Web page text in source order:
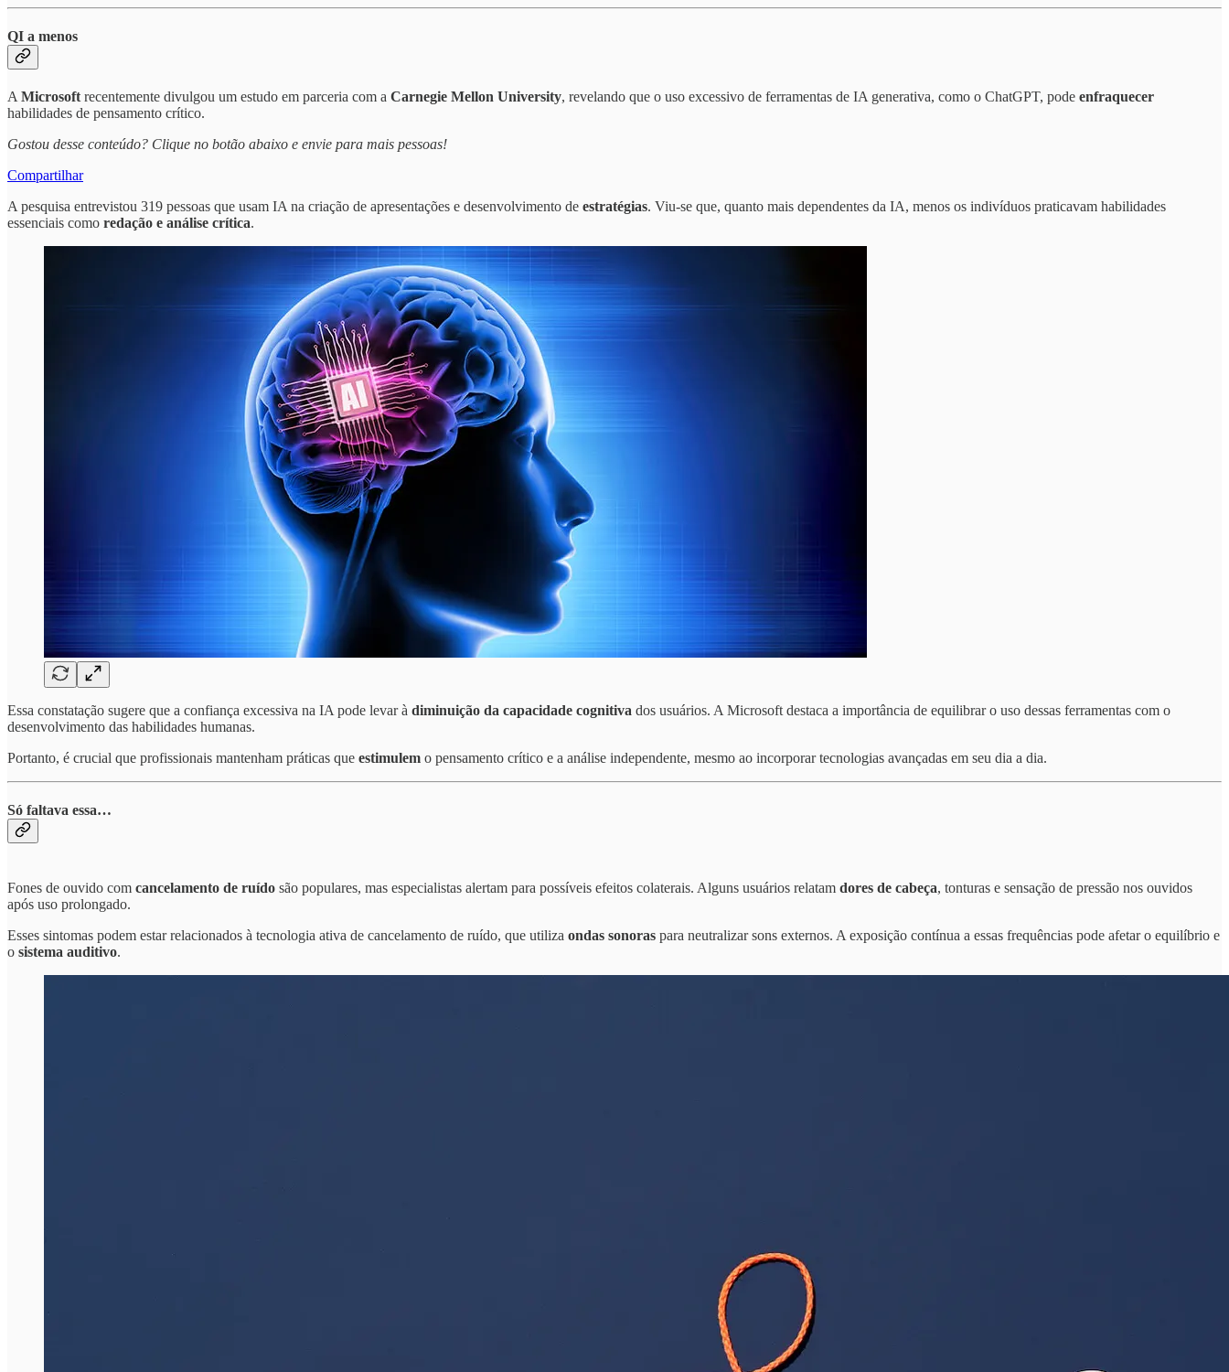
QI a menos
A Microsoft recentemente divulgou um estudo em parceria com a Carnegie Mellon University, revelando que o uso excessivo de ferramentas de IA generativa, como o ChatGPT, pode enfraquecer
habilidades de pensamento crítico.
Gostou desse conteúdo? Clique no botão abaixo e envie para mais pessoas!
Compartilhar
A pesquisa entrevistou 319 pessoas que usam IA na criação de apresentações e desenvolvimento de estratégias. Viu-se que, quanto mais dependentes da IA, menos os indivíduos praticavam habilidades
essenciais como redação e análise crítica.
Essa constatação sugere que a confiança excessiva na IA pode levar à diminuição da capacidade cognitiva dos usuários. A Microsoft destaca a importância de equilibrar o uso dessas ferramentas com o
desenvolvimento das habilidades humanas.
Portanto, é crucial que profissionais mantenham práticas que estimulem o pensamento crítico e a análise independente, mesmo ao incorporar tecnologias avançadas em seu dia a dia.
Só faltava essa…
Fones de ouvido com cancelamento de ruído são populares, mas especialistas alertam para possíveis efeitos colaterais. Alguns usuários relatam dores de cabeça, tonturas e sensação de pressão nos ouvidos
após uso prolongado.
Esses sintomas podem estar relacionados à tecnologia ativa de cancelamento de ruído, que utiliza ondas sonoras para neutralizar sons externos. A exposição contínua a essas frequências pode afetar o equilíbrio e
o sistema auditivo.